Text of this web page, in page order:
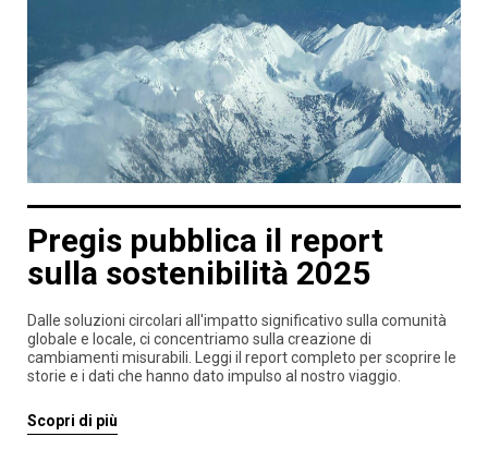
Pregis pubblica il report
sulla sostenibilità 2025
Dalle soluzioni circolari all'impatto significativo sulla comunità
globale e locale, ci concentriamo sulla creazione di
cambiamenti misurabili. Leggi il report completo per scoprire le
storie e i dati che hanno dato impulso al nostro viaggio.
Scopri di più